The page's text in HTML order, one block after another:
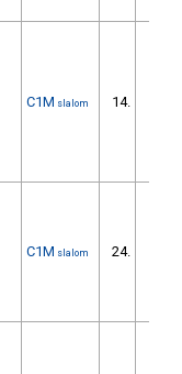
C1M slalom 14.
C1M slalom 24.